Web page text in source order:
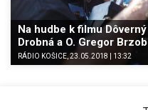
Na hudbe k filmu
Drobná a O. Gregor
RÁDIO KOŠICE, 23.05.2018 | 13:32